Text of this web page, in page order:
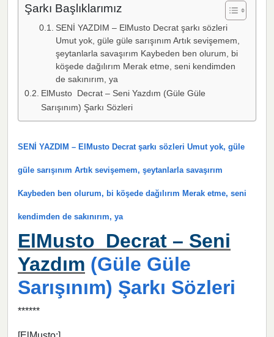
Şarkı Başlıklarımız
SENİ YAZDIM – ElMusto Decrat şarkı sözleri
Umut yok, güle güle sarışınım Artık sevişemem,
şeytanlarla savaşırım Kaybeden ben olurum, bi
köşede dağılırım Merak etme, seni kendimden
de sakınırım, ya
ElMusto Decrat – Seni Yazdım (Güle Güle
Sarışınım) Şarkı Sözleri
SENİ YAZDIM – ElMusto Decrat şarkı sözleri Umut yok, güle
güle sarışınım Artık sevişemem, şeytanlarla savaşırım
Kaybeden ben olurum, bi köşede dağılırım Merak etme, seni
kendimden de sakınırım, ya
ElMusto Decrat – Seni
Yazdım (Güle Güle
Sarışınım) Şarkı Sözleri
******